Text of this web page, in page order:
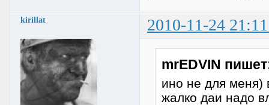
kirillat 2010-11-24
mrEDVIN
ино не для меня)
жалко даи надо